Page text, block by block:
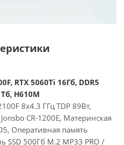
RTX 5060Ti 16Гб, DDR5
H610M
8x4.3 ГГц TDP 89Вт,
CR-1200E, Материнская
Оперативная память
SSD 500Гб M.2 MP33 PRO /